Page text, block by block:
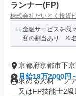
ランナー(FP)
株式会社だいとく投資
金融サービスを
客の割当あり ※名
京都府京都市下
月給19万2000円
求める人材: * フ
又はFP技能士2級